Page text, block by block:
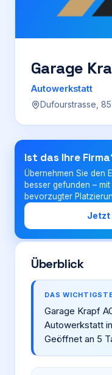
Preise
Für Firmen
Garage
Autowerkstatt
Dufourstrasse,
Ist das Ihre
Übernehmen Sie den
besser gefunden –
bevorzugter
Jetzt
Überblick
DAS
Garage Krapf
Autowerkstatt
Geöffnet an 5